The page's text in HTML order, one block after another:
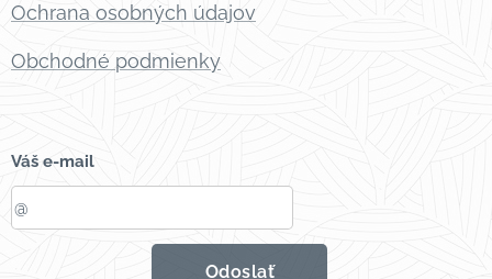
Ochrana osobných údajov
Obchodné podmienky
Váš e-mail
Odoslať